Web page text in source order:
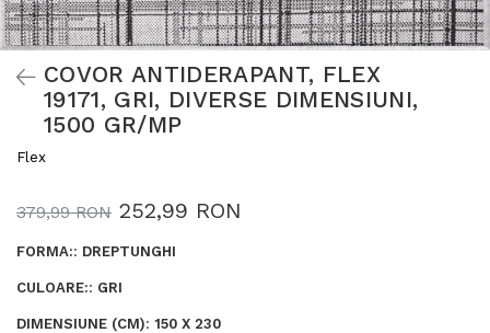
COVOR ANTIDERAPANT, FLEX
19171, GRI, DIVERSE DIMENSIUNI,
1500 GR/MP
Flex
379,99 RON 252,99 RON
FORMA:: DREPTUNGHI
CULOARE:: GRI
DIMENSIUNE (CM): 150 X 230